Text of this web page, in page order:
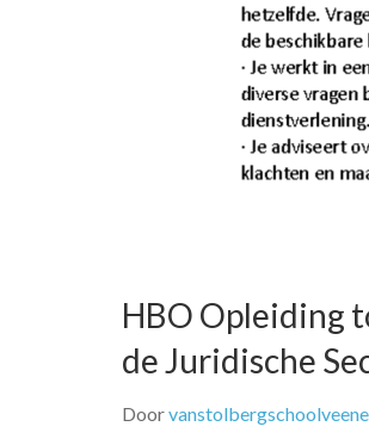
HBO Opleiding
de Juridische
Door